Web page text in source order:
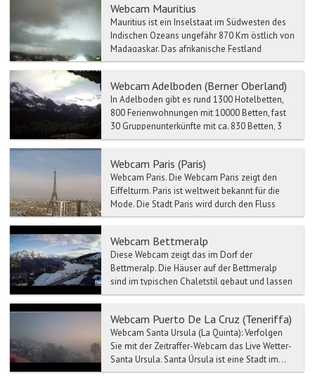
Webcam Mauritius
Mauritius ist ein Inselstaat im Südwesten des
Indischen Ozeans ungefähr 870 Km östlich von
Madagaskar. Das afrikanische Festland
befindet sich etwa...
Webcam Adelboden (Berner Oberland)
In Adelboden gibt es rund 1300 Hotelbetten,
800 Ferienwohnungen mit 10000 Betten, fast
30 Gruppenunterkünfte mit ca. 830 Betten, 3
Campingplätze un...
Webcam Paris (Paris)
Webcam Paris. Die Webcam Paris zeigt den
Eiffelturm. Paris ist weltweit bekannt für die
Mode. Die Stadt Paris wird durch den Fluss
Se...
Webcam Bettmeralp
Diese Webcam zeigt das im Dorf der
Bettmeralp. Die Häuser auf der Bettmeralp
sind im typischen Chaletstil gebaut und lassen
so das Do...
Webcam Puerto De La Cruz (Teneriffa)
Webcam Santa Ursula (La Quinta): Verfolgen
Sie mit der Zeitraffer-Webcam das Live Wetter-
Santa Ursula. Santa Úrsula ist eine Stadt im...